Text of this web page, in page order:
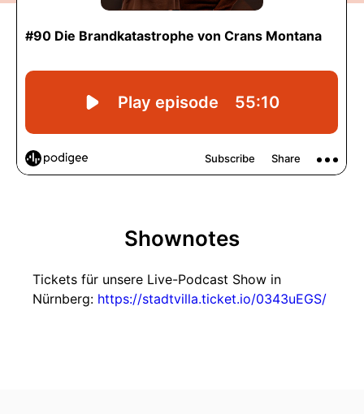
Shownotes
Tickets für unsere Live-Podcast Show in
Nürnberg: https://stadtvilla.ticket.io/0343uEGS/